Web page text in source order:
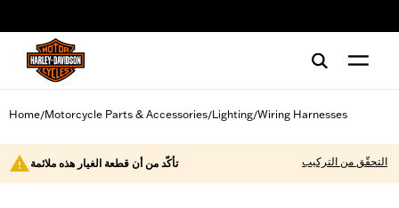
Home/Motorcycle Parts & Accessories/Lighting/Wiring Harnesses
تأكّد من أن قطعة الغيار هذه ملائمة التحقّق من التركيب